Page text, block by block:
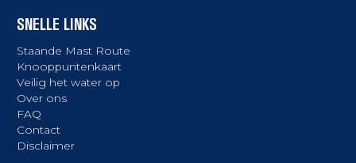
SNELLE LINKS
Staande Mast Route
Knooppuntenkaart
Veilig het water op
Over ons
FAQ
Contact
Disclaimer